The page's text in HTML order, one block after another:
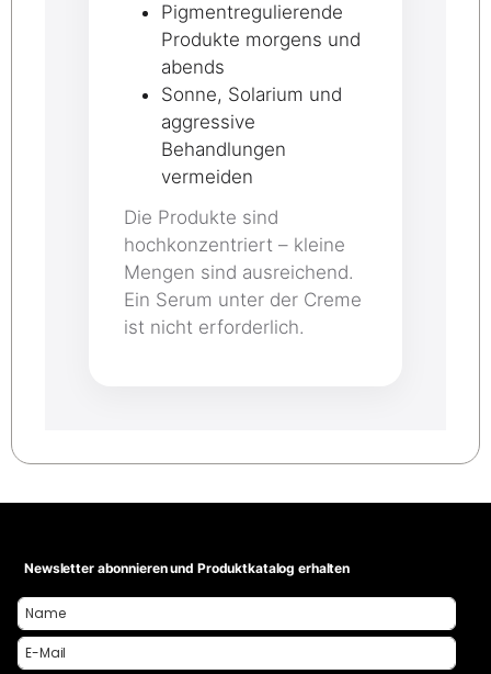
Pigmentregulierende
Produkte morgens und
abends
Sonne, Solarium und
aggressive
Behandlungen
vermeiden
Die Produkte sind
hochkonzentriert – kleine
Mengen sind ausreichend.
Ein Serum unter der Creme
ist nicht erforderlich.
Newsletter abonnieren und Produktkatalog erhalten